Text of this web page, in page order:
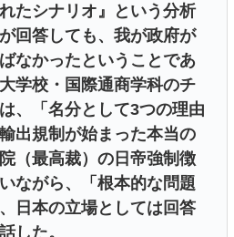
たシナリオ』という分析
回答しても、我が政府が
なかったということであ
学校・国際通商学科のチ
、「名分として3つの理由
出規制が始まった本当の
（最高裁）の日帝強制徴
ながら、「根本的な問題
日本の立場としては回答
した。